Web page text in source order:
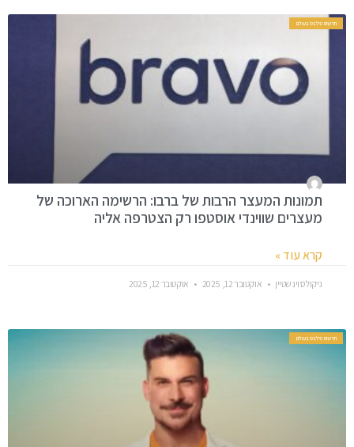
חדשות סלבס בעולם
תמונות המעצר הרבות של ברבו: הרשימה הארוכה של
מעצרים שווינדי אוסטפו רק הצטרפה אליה
קרא עוד »
ניקולס וינשטיין אוקטובר 12, 2025 אוקטובר 12, 2025
חדשות סלבס בעולם